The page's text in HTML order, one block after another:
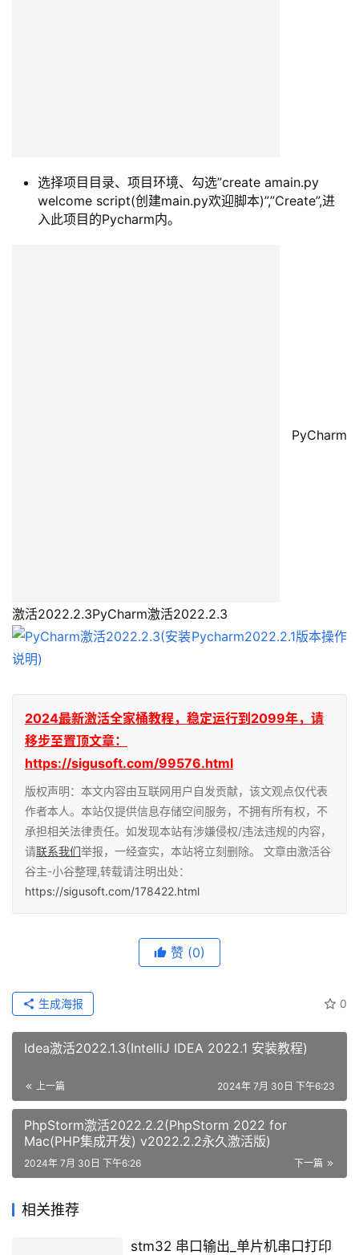
选择项目目录、项目环境、勾选”create amain.py
welcome script(创建main.py欢迎脚本)”,”Create”,进
入此项目的Pycharm内。
PyCharm
激活2022.2.3PyCharm激活2022.2.3
2024最新激活全家桶教程，稳定运行到2099年，请
移步至置顶文章：
https://sigusoft.com/99576.html
版权声明：本文内容由互联网用户自发贡献，该文观点仅代表
作者本人。本站仅提供信息存储空间服务，不拥有所有权，不
承担相关法律责任。如发现本站有涉嫌侵权/违法违规的内容，
请联系我们举报，一经查实，本站将立刻删除。 文章由激活谷
谷主-小谷整理,转载请注明出处：
https://sigusoft.com/178422.html
赞 (0)
0
生成海报
Idea激活2022.1.3(IntelliJ IDEA 2022.1 安装教程)
上一篇 2024年 7月 30日 下午6:23
PhpStorm激活2022.2.2(PhpStorm 2022 for
Mac(PHP集成开发) v2022.2.2永久激活版)
下一篇
2024年 7月 30日 下午6:26
相关推荐
stm32 串口输出_单片机串口打印